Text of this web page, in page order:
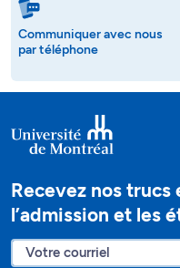
Communiquer avec nous
par téléphone
Recevez nos trucs
l’admission et les